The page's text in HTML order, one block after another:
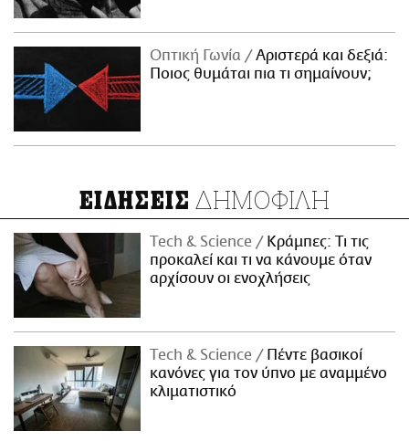
Οπτική Γωνία
Αριστερά και δεξιά:
Ποιος θυμάται πια τι σημαίνουν;
ΕΙΔΗΣΕΙΣ ΔΗΜΟΦΙΛΗ
Τech & Science
Κράμπες: Τι τις
προκαλεί και τι να κάνουμε όταν
αρχίσουν οι ενοχλήσεις
Τech & Science
Πέντε βασικοί
κανόνες για τον ύπνο με αναμμένο
κλιματιστικό